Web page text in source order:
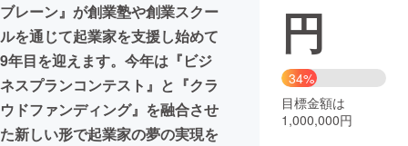
CAMPFIRE for Social Good
CAMPFIRE Creation
CAMPFIREふるさと納税machi-ya コミュニティ
ブレーン』が創業塾や創業スクー
ルを通じて起業家を支援し始めて
9年目を迎えます。今年は『ビジ
ネスプランコンテスト』と『クラ
ウドファンディング』を融合させ
た新しい形で起業家の夢の実現を
円
34%
目標金額は
1,000,000円